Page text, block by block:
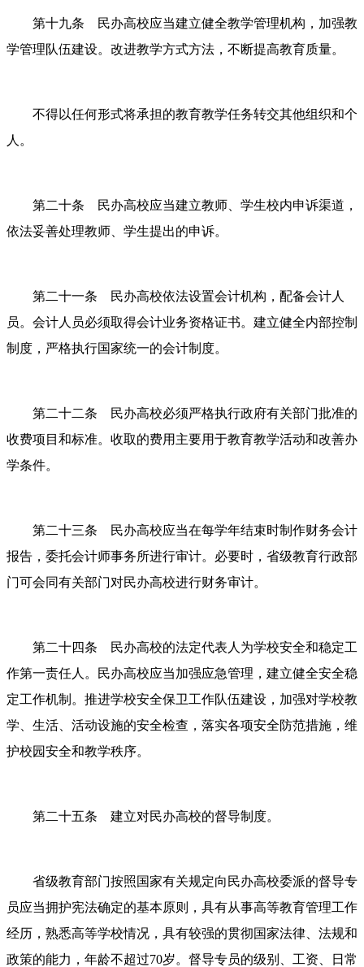
第十九条 民办高校应当建立健全教学管理机构，加强教
学管理队伍建设。改进教学方式方法，不断提高教育质量。
不得以任何形式将承担的教育教学任务转交其他组织和个
人。
第二十条 民办高校应当建立教师、学生校内申诉渠道，
依法妥善处理教师、学生提出的申诉。
第二十一条 民办高校依法设置会计机构，配备会计人
员。会计人员必须取得会计业务资格证书。建立健全内部控制
制度，严格执行国家统一的会计制度。
第二十二条 民办高校必须严格执行政府有关部门批准的
收费项目和标准。收取的费用主要用于教育教学活动和改善办
学条件。
第二十三条 民办高校应当在每学年结束时制作财务会计
报告，委托会计师事务所进行审计。必要时，省级教育行政部
门可会同有关部门对民办高校进行财务审计。
第二十四条 民办高校的法定代表人为学校安全和稳定工
作第一责任人。民办高校应当加强应急管理，建立健全安全稳
定工作机制。推进学校安全保卫工作队伍建设，加强对学校教
学、生活、活动设施的安全检查，落实各项安全防范措施，维
护校园安全和教学秩序。
第二十五条 建立对民办高校的督导制度。
省级教育部门按照国家有关规定向民办高校委派的督导专
员应当拥护宪法确定的基本原则，具有从事高等教育管理工作
经历，熟悉高等学校情况，具有较强的贯彻国家法律、法规和
政策的能力，年龄不超过70岁。督导专员的级别、工资、日常